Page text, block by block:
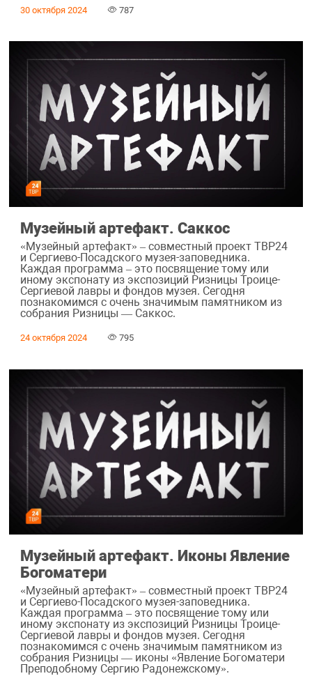
30 октября 2024 787
Музейный артефакт. Саккос
«Музейный артефакт» – совместный проект ТВР24
и Сергиево-Посадского музея-заповедника.
Каждая программа – это посвящение тому или
иному экспонату из экспозиций Ризницы Троице-
Сергиевой лавры и фондов музея. Сегодня
познакомимся с очень значимым памятником из
собрания Ризницы — Саккос.
24 октября 2024 795
Музейный артефакт. Иконы Явление
Богоматери
«Музейный артефакт» – совместный проект ТВР24
и Сергиево-Посадского музея-заповедника.
Каждая программа – это посвящение тому или
иному экспонату из экспозиций Ризницы Троице-
Сергиевой лавры и фондов музея. Сегодня
познакомимся с очень значимым памятником из
собрания Ризницы — иконы «Явление Богоматери
Преподобному Сергию Радонежскому».